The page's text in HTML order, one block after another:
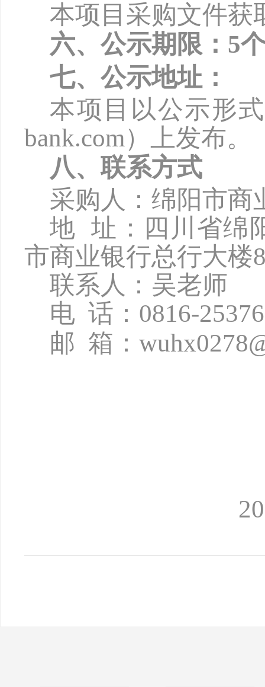
本项目采购文件获
六、公示期限： 5
七、公示地址：
本项目以公示形
bank.com）上发布。
八、联系方式
采购人：绵阳市商
地 址：四川省绵
市商业银行总行大楼
联系人：吴老师
电 话： 0816-
邮 箱：
2026年1